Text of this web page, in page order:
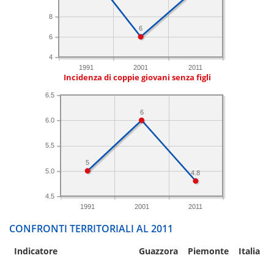
1991 2001 2011
4
6
8
6
Incidenza di coppie giovani senza figli
1991 2001 2011
4.5
5.0
5.5
6.0
6.5
4.8
6
5
CONFRONTI TERRITORIALI AL 2011
Indicatore Guazzora Piemonte Italia